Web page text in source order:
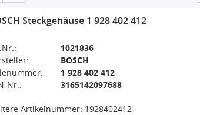
Steckgehäuse 1 928 402 412
1021836
BOSCH
1 928 402 412
Nr.:
3165142097688
Artikelnummer: 1928402412